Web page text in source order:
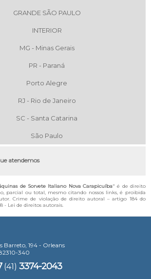
GRANDE SÃO PAULO
INTERIOR
MG - Minas Gerais
PR - Paraná
Porto Alegre
RJ - Rio de Janeiro
SC - Santa Catarina
São Paulo
atendemos
de Sorvete Italiano Nova Carapicuíba" é de direito
parcial ou total, mesmo citando nossos links, é proibida
Crime de violação de direito autoral – artigo 184 do
- Lei de direitos autorais.
Barreto, 194 - Orleans
340
(41) 3374-2043